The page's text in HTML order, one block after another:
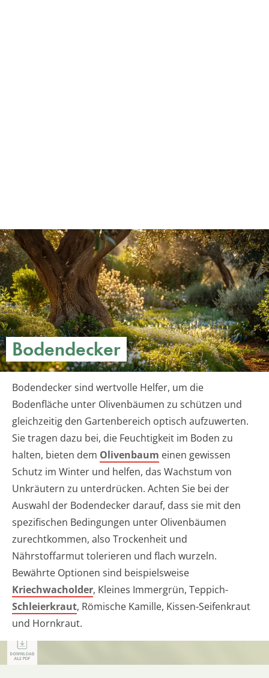
Bodendecker
Bodendecker sind wertvolle Helfer, um die
Bodenfläche unter Olivenbäumen zu schützen und
gleichzeitig den Gartenbereich optisch aufzuwerten.
Sie tragen dazu bei, die Feuchtigkeit im Boden zu
halten, bieten dem Olivenbaum einen gewissen
Schutz im Winter und helfen, das Wachstum von
Unkräutern zu unterdrücken. Achten Sie bei der
Auswahl der Bodendecker darauf, dass sie mit den
spezifischen Bedingungen unter Olivenbäumen
zurechtkommen, also Trockenheit und
Nährstoffarmut tolerieren und flach wurzeln.
Bewährte Optionen sind beispielsweise
Kriechwacholder, Kleines Immergrün, Teppich-
Schleierkraut, Römische Kamille, Kissen-Seifenkraut
und Hornkraut.